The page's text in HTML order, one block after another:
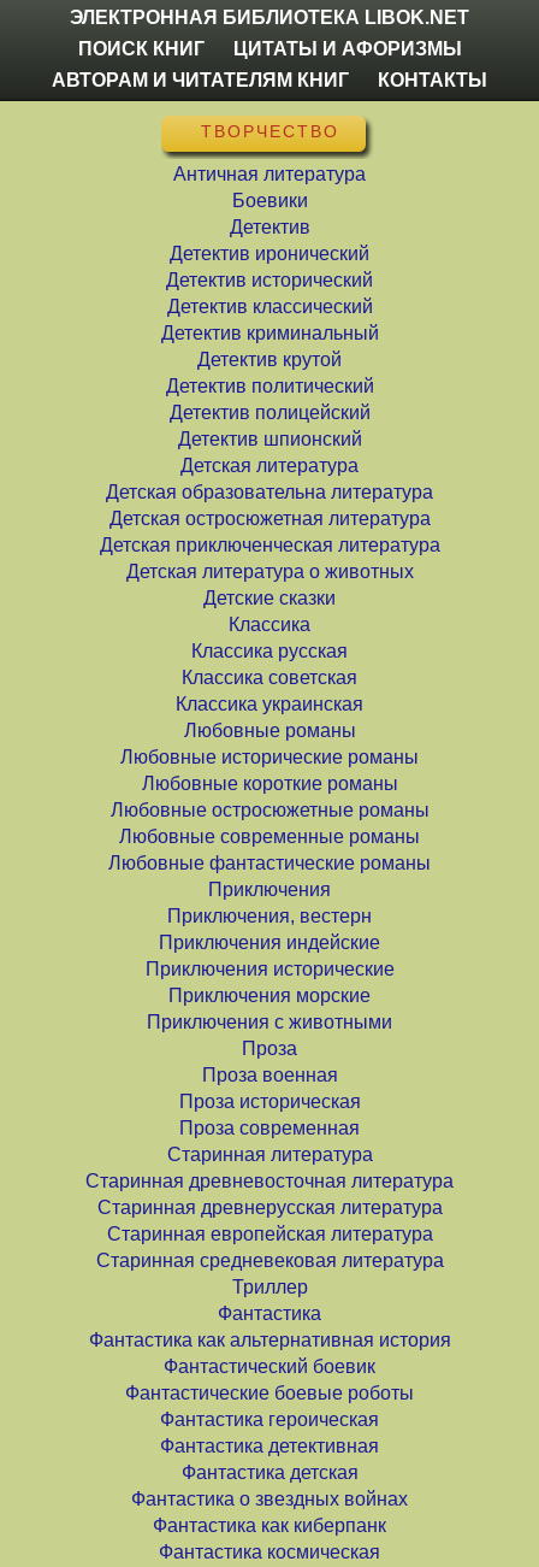
ЭЛЕКТРОННАЯ БИБЛИОТЕКА LIBOK.NET
ПОИСК КНИГ
ЦИТАТЫ И АФОРИЗМЫ
АВТОРАМ И ЧИТАТЕЛЯМ КНИГ
КОНТАКТЫ
ТВОРЧЕСТВО
Античная литература
Боевики
Детектив
Детектив иронический
Детектив исторический
Детектив классический
Детектив криминальный
Детектив крутой
Детектив политический
Детектив полицейский
Детектив шпионский
Детская литература
Детская образовательна литература
Детская остросюжетная литература
Детская приключенческая литература
Детская литература о животных
Детские сказки
Классика
Классика русская
Классика советская
Классика украинская
Любовные романы
Любовные исторические романы
Любовные короткие романы
Любовные остросюжетные романы
Любовные современные романы
Любовные фантастические романы
Приключения
Приключения, вестерн
Приключения индейские
Приключения исторические
Приключения морские
Приключения с животными
Проза
Проза военная
Проза историческая
Проза современная
Старинная литература
Старинная древневосточная литература
Старинная древнерусская литература
Старинная европейская литература
Старинная средневековая литература
Триллер
Фантастика
Фантастика как альтернативная история
Фантастический боевик
Фантастические боевые роботы
Фантастика героическая
Фантастика детективная
Фантастика детская
Фантастика о звездных войнах
Фантастика как киберпанк
Фантастика космическая